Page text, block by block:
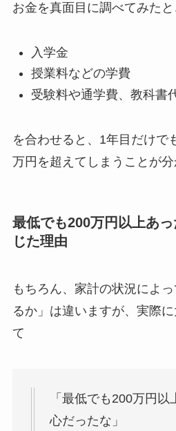
お金を真面目に調べてみたと
入学金
授業料などの学費
受験料や通学費、教科書
を合わせると、1年目だけで
万円を超えてしまうことが分
最低でも200万円以上あ
じた理由
もちろん、家計の状況によ
るか」は違いますが、実際
て
「最低でも200万円
心だったな」